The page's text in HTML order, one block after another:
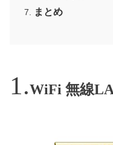
まとめ
WiFi 無線